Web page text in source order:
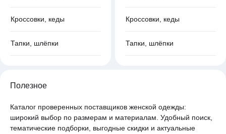
Полезное
Каталог проверенных поставщиков женской одежды:
широкий выбор по размерам и материалам. Удобный поиск,
тематические подборки, выгодные скидки и актуальные
Кроссовки, кеды
Тапки, шлёпки
Кроссовки, кеды
Тапки, шлёпки